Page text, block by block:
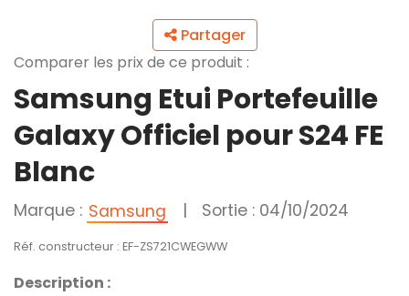
Partager
Comparer les prix de ce produit :
Samsung Etui Portefeuille
Galaxy Officiel pour S24 FE
Blanc
Marque : Samsung | Sortie : 04/10/2024
Réf. constructeur : EF-ZS721CWEGWW
Description :